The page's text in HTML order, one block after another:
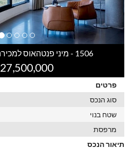
1506 - מיני פנטהאוס למכירה בפרויקט בלו בת
27,500,000 NIS
פרטים
סוג הנכס
שטח בנוי
מרפסת
תיאור הנכס